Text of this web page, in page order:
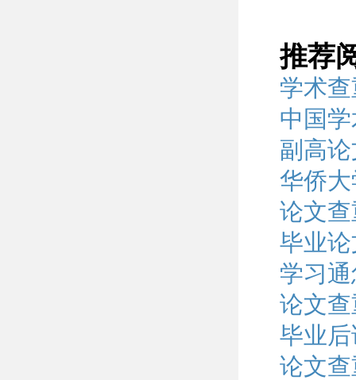
推荐
学术
中国
副高
华侨
论文
毕业
学习
论文
毕业
论文